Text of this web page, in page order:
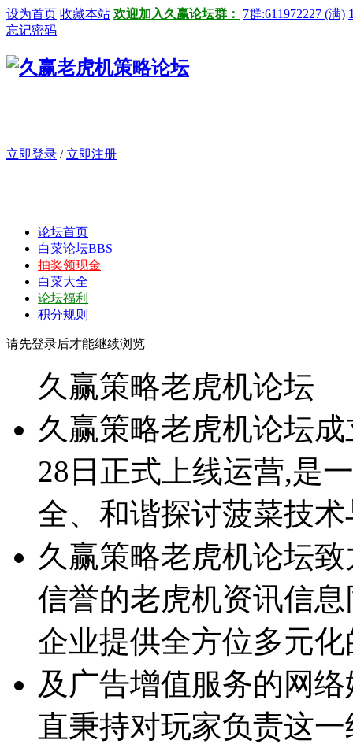
设为首页 收藏本站 欢迎加入久赢论坛群： 7群:611972227 (满)
忘记密码
立即登录 / 立即注册
论坛首页
白菜论坛BBS
抽奖领现金
白菜大全
论坛福利
积分规则
请先登录后才能继续浏览
久赢策略老虎机论坛
久赢策略老虎机论坛成
28日正式上线运营,是
全、和谐探讨菠菜技
久赢策略老虎机论坛
信誉的老虎机资讯信
企业提供全方位多元
及广告增值服务的网
直秉持对玩家负责这